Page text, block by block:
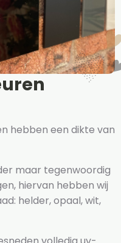
hebben een dikte van
maar tegenwoordig
hiervan hebben wij
helder, opaal, wit,